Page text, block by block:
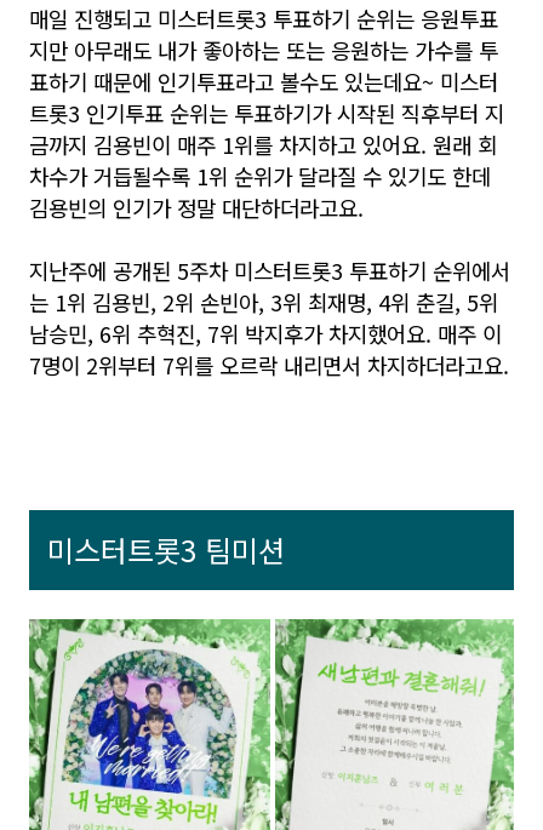
매일 진행되고 미스터트롯3 투표하기 순위는 응원투표
지만 아무래도 내가 좋아하는 또는 응원하는 가수를 투
표하기 때문에 인기투표라고 볼수도 있는데요~ 미스터
트롯3 인기투표 순위는 투표하기가 시작된 직후부터 지
금까지 김용빈이 매주 1위를 차지하고 있어요. 원래 회
차수가 거듭될수록 1위 순위가 달라질 수 있기도 한데
김용빈의 인기가 정말 대단하더라고요.
지난주에 공개된 5주차 미스터트롯3 투표하기 순위에서
는 1위 김용빈, 2위 손빈아, 3위 최재명, 4위 춘길, 5위
남승민, 6위 추혁진, 7위 박지후가 차지했어요. 매주 이
7명이 2위부터 7위를 오르락 내리면서 차지하더라고요.
미스터트롯3 팀미션